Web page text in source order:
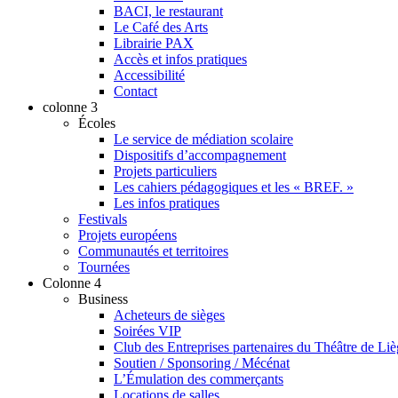
BACI, le restaurant
Le Café des Arts
Librairie PAX
Accès et infos pratiques
Accessibilité
Contact
colonne 3
Écoles
Le service de médiation scolaire
Dispositifs d’accompagnement
Projets particuliers
Les cahiers pédagogiques et les « BREF. »
Les infos pratiques
Festivals
Projets européens
Communautés et territoires
Tournées
Colonne 4
Business
Acheteurs de sièges
Soirées VIP
Club des Entreprises partenaires du Théâtre de
Soutien / Sponsoring / Mécénat
L’Émulation des commerçants
Locations de salles